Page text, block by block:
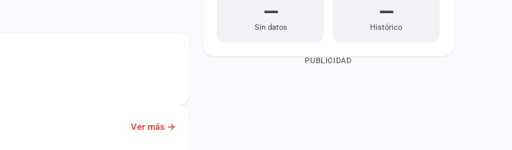
Ver más →
—
Sin datos
—
Histórico
PUBLICIDAD